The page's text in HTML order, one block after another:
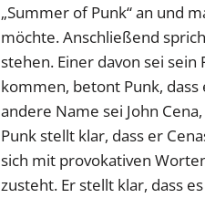
„Summer of Punk“ an und
möchte. Anschließend
stehen. Einer davon sei
kommen, betont Punk,
andere Name sei John
Punk stellt klar, dass er
sich mit provokativen
zusteht. Er stellt klar, dass